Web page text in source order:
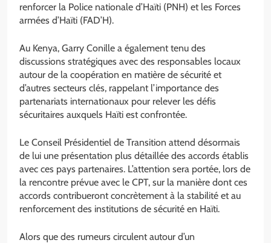
renforcer la Police nationale d’Haïti (PNH) et les Forces
armées d’Haïti (FAD’H).
Au Kenya, Garry Conille a également tenu des
discussions stratégiques avec des responsables locaux
autour de la coopération en matière de sécurité et
d’autres secteurs clés, rappelant l’importance des
partenariats internationaux pour relever les défis
sécuritaires auxquels Haïti est confrontée.
Le Conseil Présidentiel de Transition attend désormais
de lui une présentation plus détaillée des accords établis
avec ces pays partenaires. L’attention sera portée, lors de
la rencontre prévue avec le CPT, sur la manière dont ces
accords contribueront concrètement à la stabilité et au
renforcement des institutions de sécurité en Haïti.
Alors que des rumeurs circulent autour d’un